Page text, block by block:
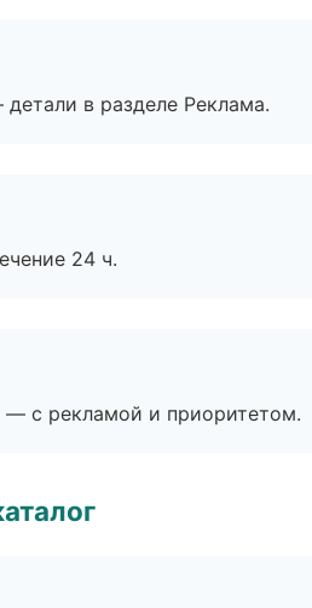
в разделе Реклама.
24 ч.
— с рекламой и приоритетом.